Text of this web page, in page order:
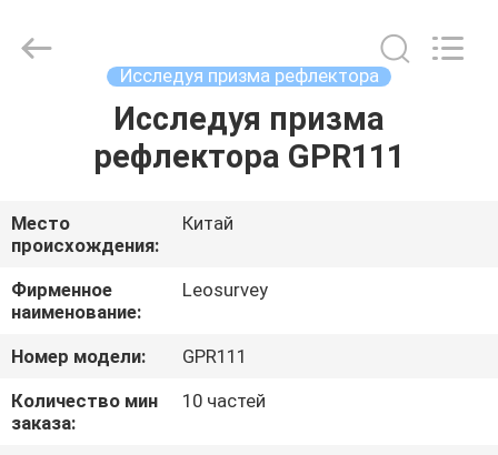
О
НАС
ПУТЕШЕСТВИЕ
ФАБРИКИ
Instrument
Co.,Ltd.
Исследуя призма рефлектора
Исследуя призма
рефлектора GPR111
Место
происхождения:
Китай
Фирменное
наименование:
Leosurvey
Номер модели:
GPR111
Количество мин
заказа:
10 частей